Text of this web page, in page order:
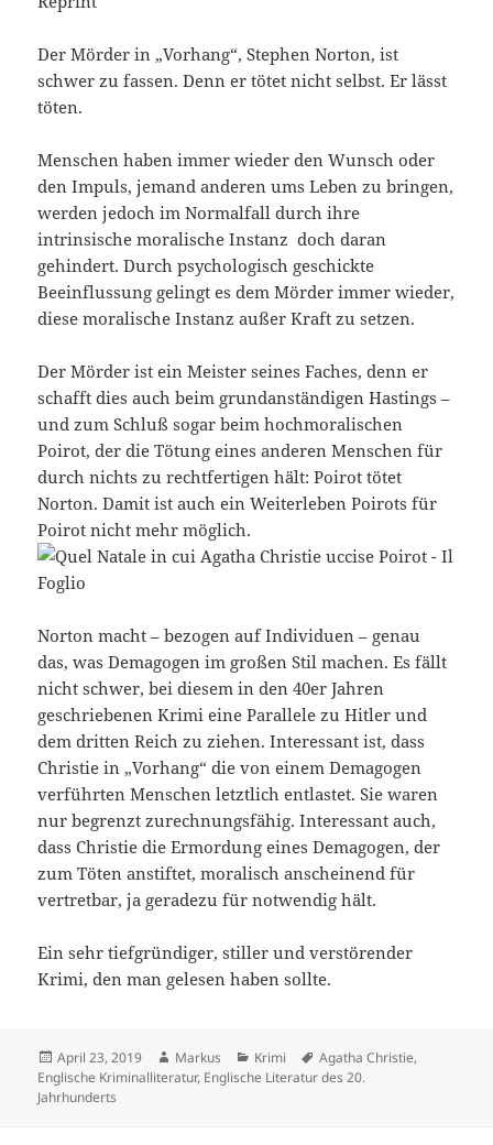
Der Mörder in „Vorhang“, Stephen Norton, ist
schwer zu fassen. Denn er tötet nicht selbst. Er lässt
töten.
Menschen haben immer wieder den Wunsch oder
den Impuls, jemand anderen ums Leben zu bringen,
werden jedoch im Normalfall durch ihre
intrinsische moralische Instanz doch daran
gehindert. Durch psychologisch geschickte
Beeinflussung gelingt es dem Mörder immer wieder,
diese moralische Instanz außer Kraft zu setzen.
Der Mörder ist ein Meister seines Faches, denn er
schafft dies auch beim grundanständigen Hastings –
und zum Schluß sogar beim hochmoralischen
Poirot, der die Tötung eines anderen Menschen für
durch nichts zu rechtfertigen hält: Poirot tötet
Norton. Damit ist auch ein Weiterleben Poirots für
Poirot nicht mehr möglich.
Norton macht – bezogen auf Individuen – genau
das, was Demagogen im großen Stil machen. Es fällt
nicht schwer, bei diesem in den 40er Jahren
geschriebenen Krimi eine Parallele zu Hitler und
dem dritten Reich zu ziehen. Interessant ist, dass
Christie in „Vorhang“ die von einem Demagogen
verführten Menschen letztlich entlastet. Sie waren
nur begrenzt zurechnungsfähig. Interessant auch,
dass Christie die Ermordung eines Demagogen, der
zum Töten anstiftet, moralisch anscheinend für
vertretbar, ja geradezu für notwendig hält.
Ein sehr tiefgründiger, stiller und verstörender
Krimi, den man gelesen haben sollte.
Veröffentlicht
am
April 23, 2019 Autor
Markus Kategorien
Krimi Schlagwörter
Agatha Christie,
Englische Kriminalliteratur, Englische Literatur des 20.
Jahrhunderts